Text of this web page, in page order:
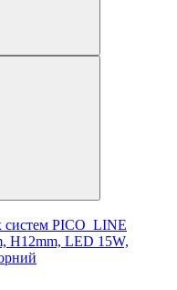
систем PICO_LINE
H12mm, LED 15W,